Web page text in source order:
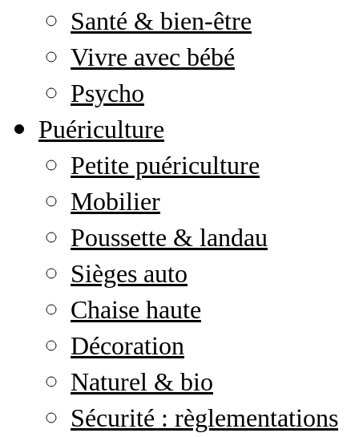
Santé & bien-être
Vivre avec bébé
Psycho
Puériculture
Petite puériculture
Mobilier
Poussette & landau
Sièges auto
Chaise haute
Décoration
Naturel & bio
Sécurité : règlementations